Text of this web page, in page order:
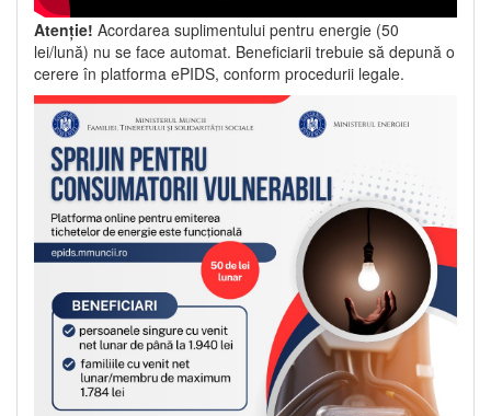
Atenție! Acordarea suplimentului pentru energie (50
lei/lună) nu se face automat. Beneficiarii trebuie să depună o
cerere în platforma ePIDS, conform procedurii legale.